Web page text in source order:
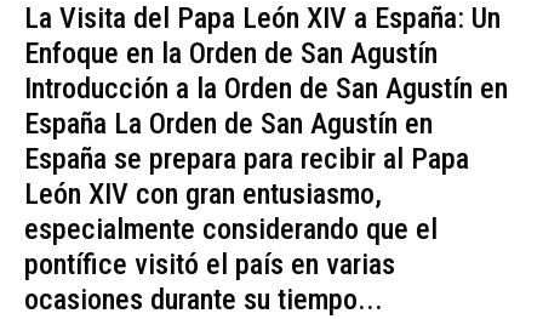
La Visita del Papa León XIV a España: Un
Enfoque en la Orden de San Agustín
Introducción a la Orden de San Agustín en
España La Orden de San Agustín en
España se prepara para recibir al Papa
León XIV con gran entusiasmo,
especialmente considerando que el
pontífice visitó el país en varias
ocasiones durante su tiempo...